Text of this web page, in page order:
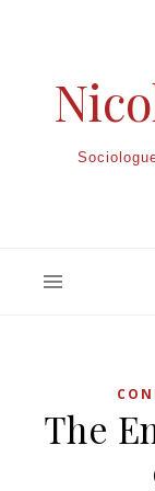
The